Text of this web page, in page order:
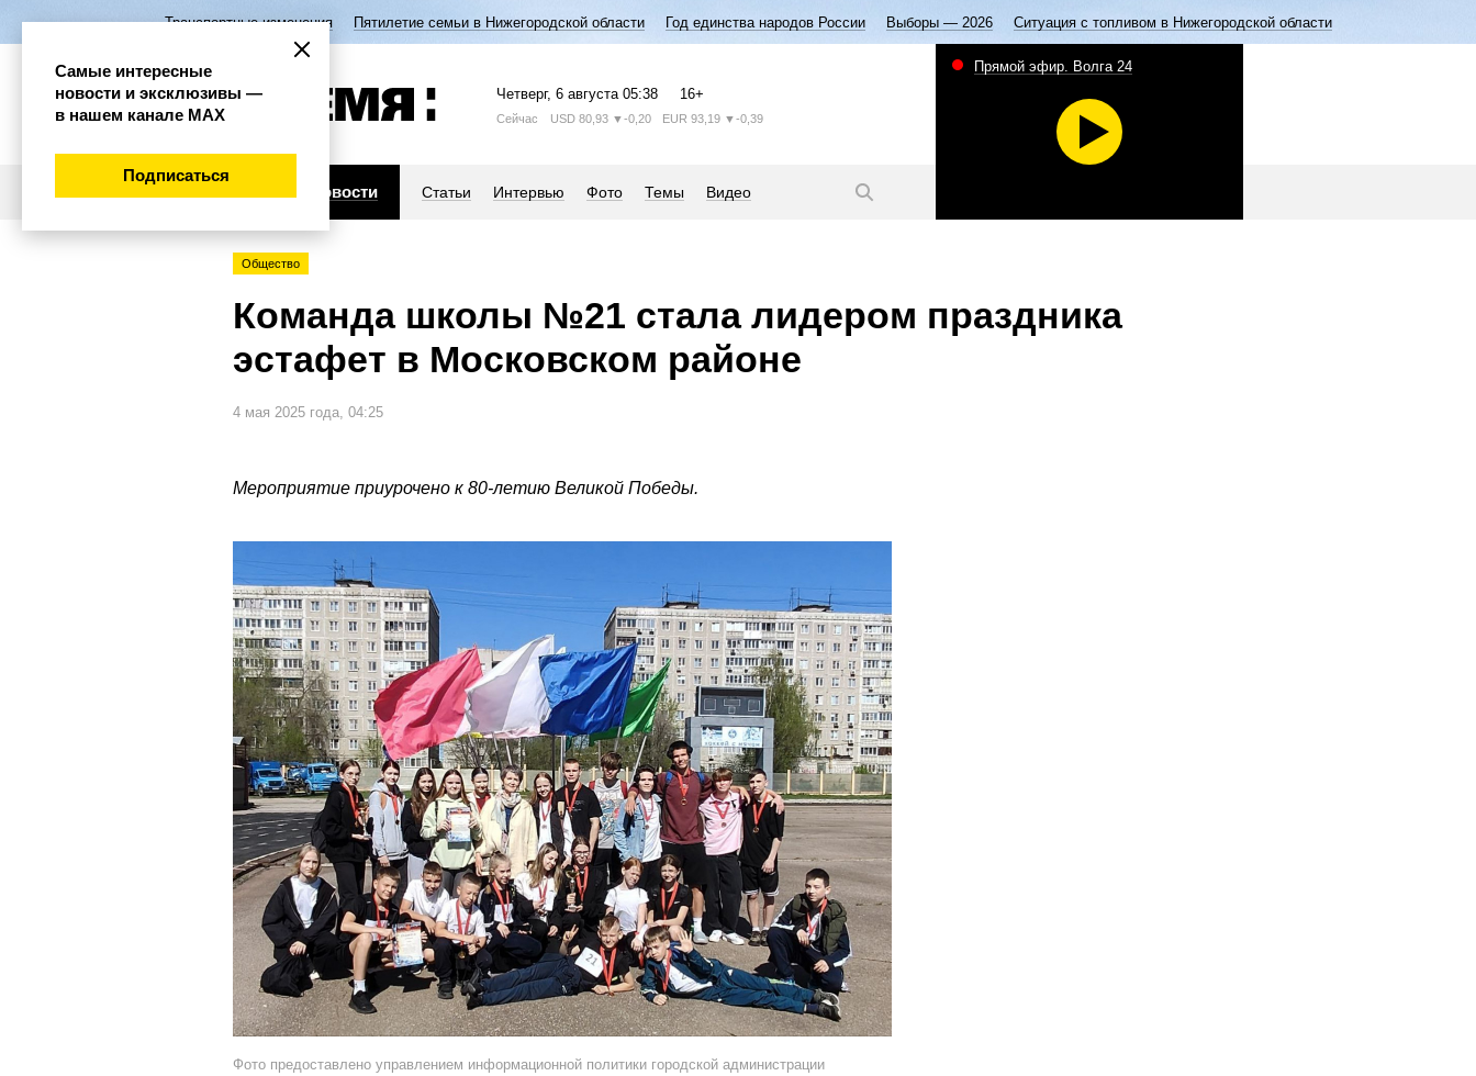
Транспортные изменения Пятилетие семьи в Нижегородской области Год единства народов России Выборы — 2026 Ситуация с топливом в Нижегородской области
Четверг, 6 августа 05:38 16+
Сейчас USD 80,93 ▼-0,20 EUR 93,19 ▼-0,39
Новости Статьи Интервью Фото Темы Видео
Прямой эфир. Волга 24
Общество
Команда школы №21 стала лидером праздника
эстафет в Московском районе
4 мая 2025 года, 04:25
Мероприятие приурочено к 80-летию Великой Победы.
Фото предоставлено управлением информационной политики городской администрации
Самые интересные
новости и эксклюзивы —
в нашем канале МАХ
Подписаться